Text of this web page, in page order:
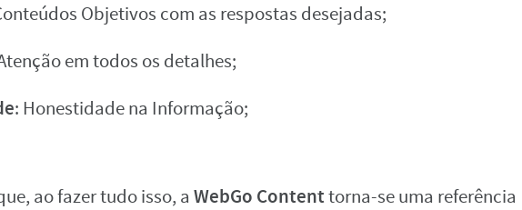
Objetivos com as respostas desejadas;
em todos os detalhes;
: Honestidade na Informação;
ao fazer tudo isso, a WebGo Contenttorna-se uma referência